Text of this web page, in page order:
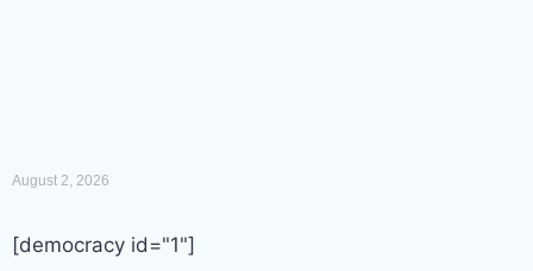
August 2, 2026
[democracy id="1"]